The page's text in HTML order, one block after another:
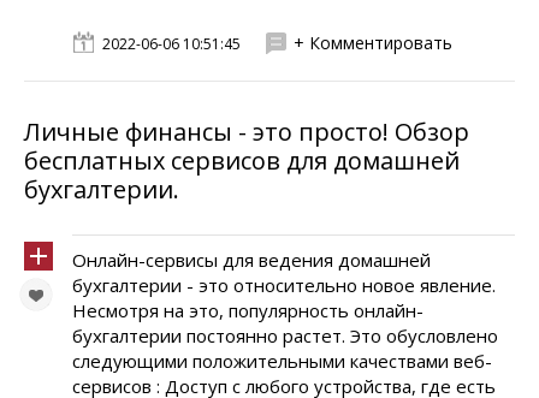
2022-06-06 10:51:45 + Комментировать
Личные финансы - это просто! Обзор
бесплатных сервисов для домашней
бухгалтерии.
Онлайн-сервисы для ведения домашней
бухгалтерии - это относительно новое явление.
Несмотря на это, популярность онлайн-
бухгалтерии постоянно растет. Это обусловлено
следующими положительными качествами веб-
сервисов : Доступ с любого устройства, где есть